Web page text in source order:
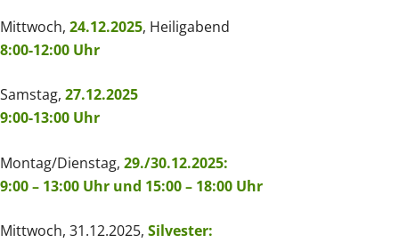
Mittwoch, 24.12.2025, Heiligabend
8:00-12:00 Uhr
Samstag, 27.12.2025
9:00-13:00 Uhr
Montag/Dienstag, 29./30.12.2025:
9:00 – 13:00 Uhr und 15:00 – 18:00 Uhr
Mittwoch, 31.12.2025, Silvester: